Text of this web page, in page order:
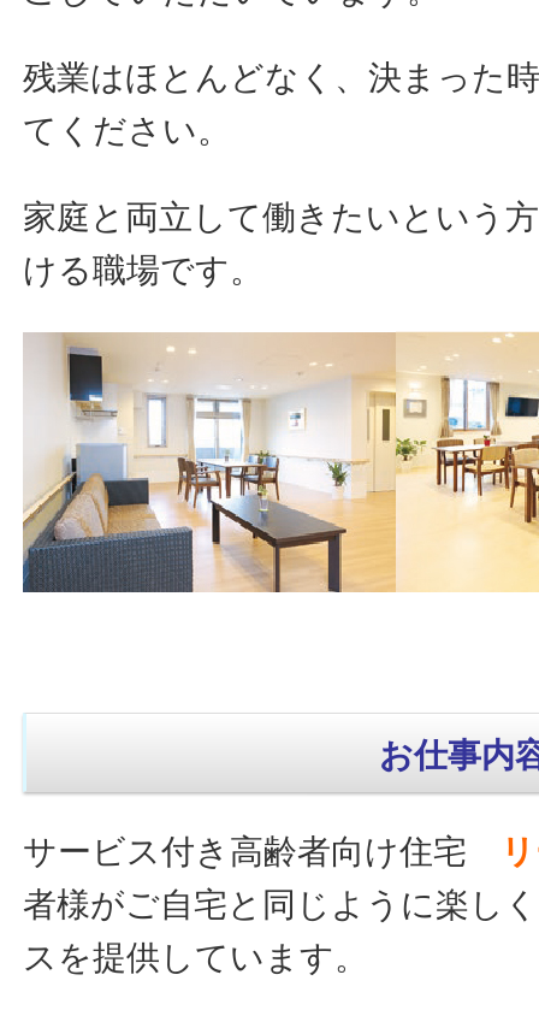
残業はほとんどなく、決まった
てください。
家庭と両立して働きたいという
ける職場です。
お仕事内
サービス付き高齢者向け住宅
者様がご自宅と同じように楽し
スを提供しています。